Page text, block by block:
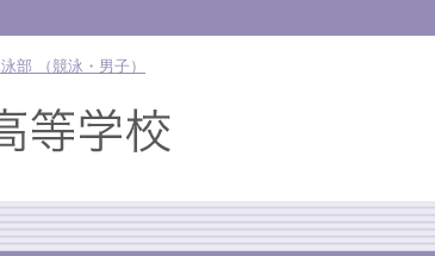
部 （競泳・男子）